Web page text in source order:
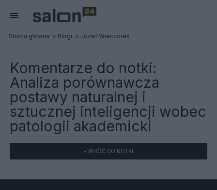
Strona główna Blogi Józef Wieczorek
Komentarze do notki:
Analiza porównawcza
postawy naturalnej i
sztucznej inteligencji wobec
patologii akademicki
« WRÓĆ DO NOTKI